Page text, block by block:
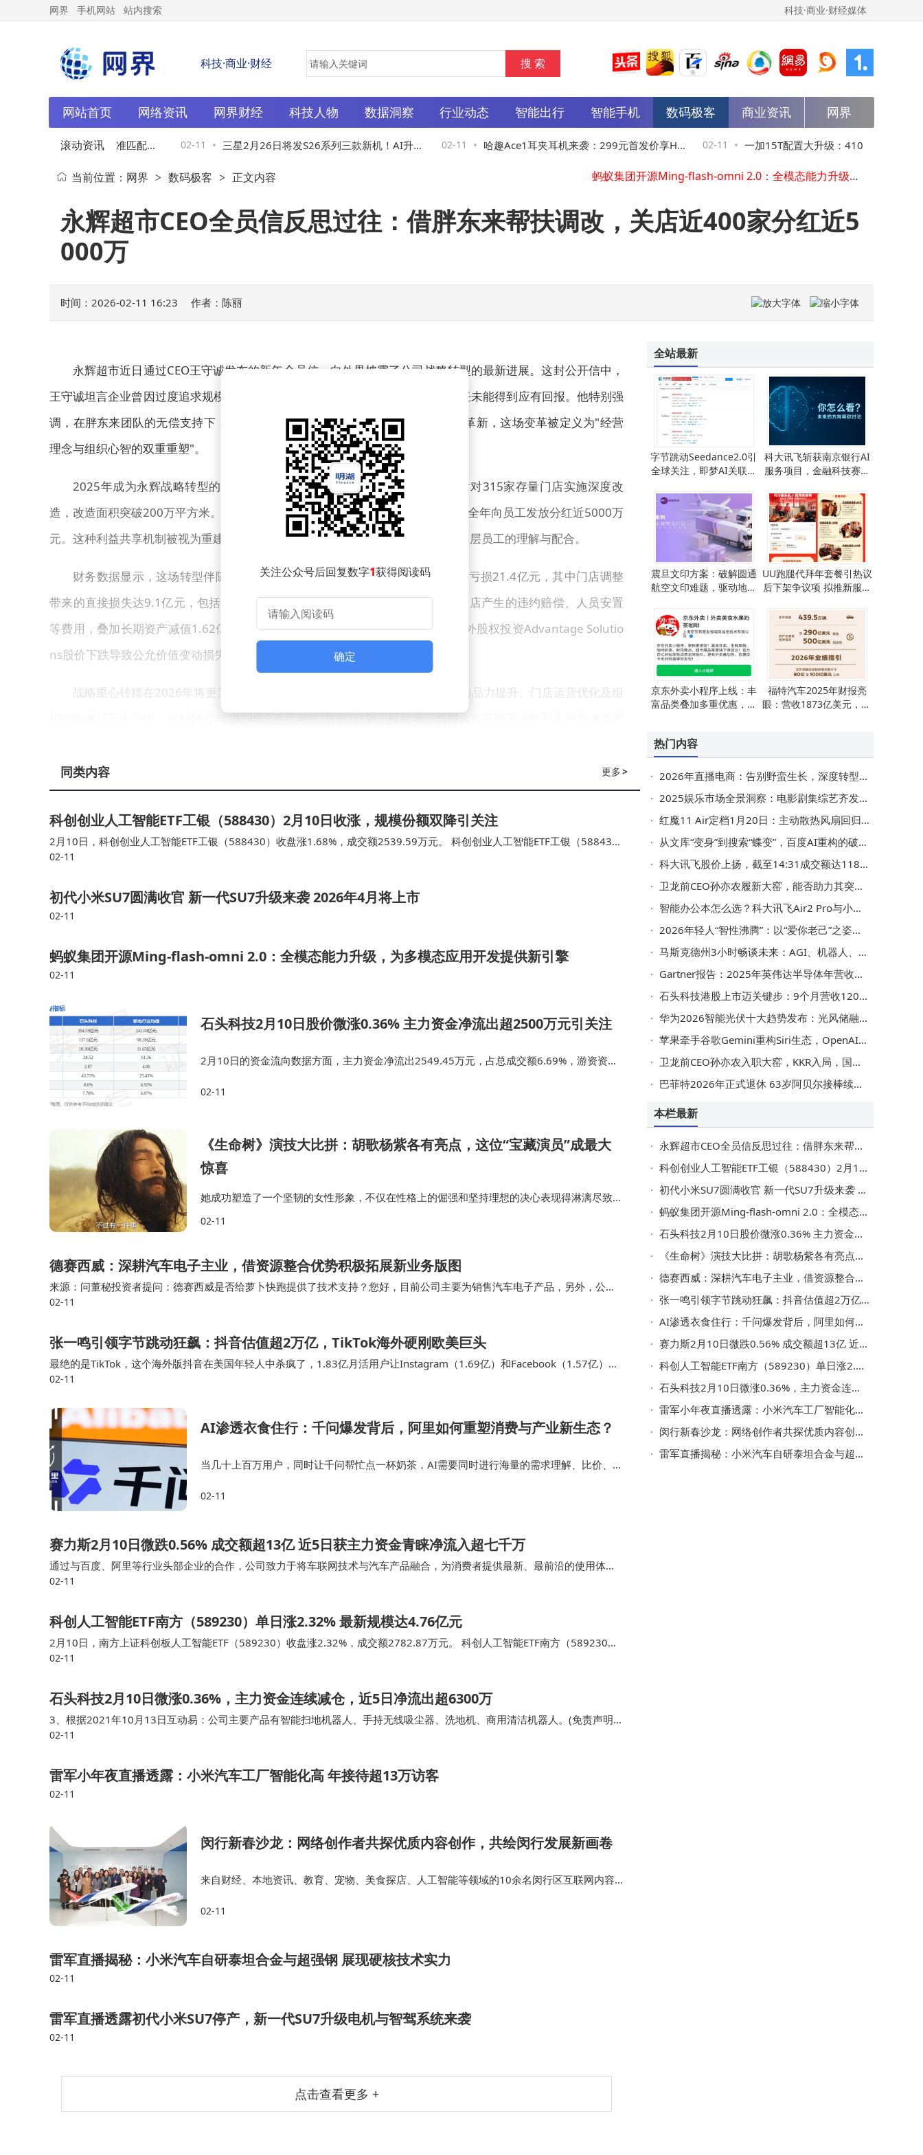
网界 手机网站 站内搜索 科技·商业·财经媒体
科技·商业·财经
网站首页 网络资讯 网界财经 科技人物 数据洞察 行业动态 智能出行 智能手机 数码极客 商业资讯 网界
滚动资讯
公键盘深度测评：精准匹配场
舒适办公新体验
02-11 三星2月26日将发S26系列三款新机！AI升
级、影像提升亮点满满
02-11 哈趣Ace1耳夹耳机来袭：299元首发价享Hi-
Fi音质，AI加持续航长达42小时
02-11 一加15T配置大升级：410W+跑分、
Ah电池，3999元起值得等吗？
科创创业人工智能ETF工银（588430）2月10日收涨，规模份额双降引关注
初代小米SU7圆满收官 新一代SU7升级来袭 2026年4月将上市
石头科技2月10日股价微涨0.36% 主力资金净流出超2500万元引关注
德赛西威：深耕汽车电子主业，借资源整合优势积极拓展新业务版图
张一鸣引领字节跳动狂飙：抖音估值超2万亿，TikTok海外硬刚欧美巨头
当前位置： 网界 > 数码极客 > 正文内容
永辉超市CEO全员信反思过往：借胖东来帮扶调改，关店近400家分红近5
000万
时间：2026-02-11 16:23 作者：陈丽
永辉超市近日通过CEO王守诚发布的新年全员信，向外界披露了公司战略转型的最新进展。这封公开信中，
王守诚坦言企业曾因过度追求规模扩张而偏离经营本质，导致员工付出与顾客信任未能得到应有回报。他特别强
调，在胖东来团队的无偿支持下，永辉已完成从管理层到一线员工的系统性思维革新，这场变革被定义为"经营
理念与组织心智的双重重塑"。
2025年成为永辉战略转型的关键节点。全年累计关停381家低效门店，同时对315家存量门店实施深度改
造，改造面积突破200万平方米。在员工激励方面，企业首次实施利润分红制度，全年向员工发放分红近5000万
元。这种利益共享机制被视为重建内部信任的重要举措，王守诚在信中特别感谢基层员工的理解与配合。
财务数据显示，这场转型伴随显著阵痛。2025年度业绩预告显示，公司预计亏损21.4亿元，其中门店调整
带来的直接损失达9.1亿元，包括资产报废、装修停业损失及一次性投入。关闭门店产生的违约赔偿、人员安置
等费用，叠加长期资产减值1.62亿元，进一步加剧财务压力。值得注意的是，境外股权投资Advantage Solutio
ns股价下跌导致公允价值变动损失2.36亿元，成为影响利润的特殊因素。
战略重心转移在2026年将更为明显。企业将年度主题定为"深耕之年"，聚焦商品力提升、门店运营优化及组
织效能激活三大方向。这种转变与2024年5月启动的"胖改"计划一脉相承，当时永辉开始系统性引入胖东来管理
6年完成主要转型任务。
63，显示短期偿债压力较大。此前公布的31.14亿元定增计划尚未进入实施阶段，资金链紧张状况亟待缓解。二
级市场表现同样低迷，2月10日股价收于4.47元，较年初下跌2.61%，市值持续承压。
回溯发展历程，这家创立于2000年的零售企业，曾凭借生鲜特色从区域市场突围。2010年上市后，先后尝
试超级物种、mini店等新业态，但均未能形成持续盈利模式。2018年生鲜及加工业务仍贡献45%营收，显示出
核心优势，但多元化探索消耗大量资源。当前转型能否成功，将取决于商品力提升与成本控制之间的平衡艺术。
关注公众号后回复数字1获得阅读码
确定
更多>
同类内容
科创创业人工智能ETF工银（588430）2月10日收涨，规模份额双降引关注
2月10日，科创创业人工智能ETF工银（588430）收盘涨1.68%，成交额2539.59万元。 科创创业人工智能ETF工银（58843
0）成立于2025年12月17日，基金全称为工银瑞信中证科创创业人工…
02-11
初代小米SU7圆满收官 新一代SU7升级来袭 2026年4月将上市
02-11
蚂蚁集团开源Ming-flash-omni 2.0：全模态能力升级，为多模态应用开发提供新引擎
02-11
石头科技2月10日股价微涨0.36% 主力资金净流出超2500万元引关注
2月10日的资金流向数据方面，主力资金净流出2549.45万元，占总成交额6.69%，游资资金
7%。通过逐…
02-11
《生命树》演技大比拼：胡歌杨紫各有亮点，这位“宝藏演员”成最大
惊喜
她成功塑造了一个坚韧的女性形象，不仅在性格上的倔强和坚持理想的决心表现得淋漓尽致，
而且在外形上也突破了自己，干裂的嘴唇、脏兮兮的脸，这对任何一个女演员来说，都是一大
02-11
德赛西威：深耕汽车电子主业，借资源整合优势积极拓展新业务版图
来源：问董秘投资者提问：德赛西威是否给萝卜快跑提供了技术支持？您好，目前公司主要为销售汽车电子产品，另外，公司
在稳固核心主业根基的同时，积极把握市场机遇，前瞻性布局具有战略意义的新产品与新业务领域。通过充分利…
02-11
张一鸣引领字节跳动狂飙：抖音估值超2万亿，TikTok海外硬刚欧美巨头
最绝的是TikTok，这个海外版抖音在美国年轻人中杀疯了，1.83亿月活用户让Instagram（1.69亿）和Facebook（1.57亿）瑟
瑟发抖。当TikTok把“短视频 算法”模式倒灌回美国，M…
02-11
AI渗透衣食住行：千问爆发背后，阿里如何重塑消费与产业新生态？
当几十上百万用户，同时让千问帮忙点一杯奶茶，AI需要同时进行海量的需求理解、比价、支
吃力。 具体看阿里，千问完成越多送奶茶、…
02-11
赛力斯2月10日微跌0.56% 成交额超13亿 近5日获主力资金青睐净流入超七千万
通过与百度、阿里等行业头部企业的合作，公司致力于将车联网技术与汽车产品融合，为消费者提供最新、最前沿的使用体
验。(免责声明：分析内容来源于互联网，不构成投资建议，请投资者根据不同行情独立判断) 资料显示，赛力…
02-11
科创人工智能ETF南方（589230）单日涨2.32% 最新规模达4.76亿元
2月10日，南方上证科创板人工智能ETF（589230）收盘涨2.32%，成交额2782.87万元。 科创人工智能ETF南方（589230）
成立于2026年1月16日，基金全称为南方上证科创板人工智能交易型…
02-11
石头科技2月10日微涨0.36%，主力资金连续减仓，近5日净流出超6300万
3、根据2021年10月13日互动易：公司主要产品有智能扫地机器人、手持无线吸尘器、洗地机、商用清洁机器人。(免责声明：
分析内容来源于互联网，不构成投资建议，请投资者根据不同行情独立判断) 机构持仓方面…
02-11
雷军小年夜直播透露：小米汽车工厂智能化高 年接待超13万访客
02-11
闵行新春沙龙：网络创作者共探优质内容创作，共绘闵行发展新画卷
来自财经、本地资讯、教育、宠物、美食探店、人工智能等领域的10余名闵行区互联网内容
委网信办、吴泾镇相关负责同志一起参观了上海…
02-11
雷军直播揭秘：小米汽车自研泰坦合金与超强钢 展现硬核技术实力
02-11
雷军直播透露初代小米SU7停产，新一代SU7升级电机与智驾系统来袭
02-11
点击查看更多 +
全站最新
字节跳动Seedance2.0引
全球关注，即梦AI关联公
科大讯飞斩获南京银行AI
服务项目，金融科技赛道
震旦文印方案：破解圆通
航空文印难题，驱动地面
UU跑腿代拜年套餐引热议
后下架争议项 拟推新服务
京东外卖小程序上线：丰
富品类叠加多重优惠，为
福特汽车2025年财报亮
眼：营收1873亿美元，20
热门内容
2026年直播电商：告别野蛮生长，深度转型中探寻价值新航向
2025娱乐市场全景洞察：电影剧集综艺齐发力，新趋势下机遇涌现
红魔11 Air定档1月20日：主动散热风扇回归 2026首款屏下全面屏游戏手机来袭
从文库“变身”到搜索“蝶变”，百度AI重构的破局与挑战
科大讯飞股价上扬，截至14:31成交额达118.13亿，刷新上市纪录
卫龙前CEO孙亦农履新大窑，能否助力其突破汽水市场格局？
智能办公本怎么选？科大讯飞Air2 Pro与小米、Remarkable等热门款深度对比
2026年轻人“智性沸腾”：以“爱你老己”之姿，开启消费与生活新范式
马斯克德州3小时畅谈未来：AGI、机器人、能源与货币的疯狂预言
Gartner报告：2025年英伟达半导体年营收首破千亿，AI芯片前景广阔
石头科技港股上市迈关键步：9个月营收120亿，海外扩张下资金压力待解
华为2026智能光伏十大趋势发布：光风储融合创新，共筑绿色电力新未来
苹果牵手谷歌Gemini重构Siri生态，OpenAI角色生变，马斯克质疑“权力集中”引热议
卫龙前CEO孙亦农入职大窑，KKR入局，国产汽水大窑能否突围“两乐”格局？
巴菲特2026年正式退休 63岁阿贝尔接棒续写伯克希尔新篇章
本栏最新
永辉超市CEO全员信反思过往：借胖东来帮扶调改，关店近400家分红近5000万
科创创业人工智能ETF工银（588430）2月10日收涨，规模份额双降引关注
初代小米SU7圆满收官 新一代SU7升级来袭 2026年4月将上市
蚂蚁集团开源Ming-flash-omni 2.0：全模态能力升级，为多模态应用开发提供新引擎
石头科技2月10日股价微涨0.36% 主力资金净流出超2500万元引关注
《生命树》演技大比拼：胡歌杨紫各有亮点，这位“宝藏演员”成最大惊喜
德赛西威：深耕汽车电子主业，借资源整合优势积极拓展新业务版图
张一鸣引领字节跳动狂飙：抖音估值超2万亿，TikTok海外硬刚欧美巨头
AI渗透衣食住行：千问爆发背后，阿里如何重塑消费与产业新生态？
赛力斯2月10日微跌0.56% 成交额超13亿 近5日获主力资金青睐净流入超七千万
科创人工智能ETF南方（589230）单日涨2.32% 最新规模达4.76亿元
石头科技2月10日微涨0.36%，主力资金连续减仓，近5日净流出超6300万
雷军小年夜直播透露：小米汽车工厂智能化高 年接待超13万访客
闵行新春沙龙：网络创作者共探优质内容创作，共绘闵行发展新画卷
雷军直播揭秘：小米汽车自研泰坦合金与超强钢 展现硬核技术实力